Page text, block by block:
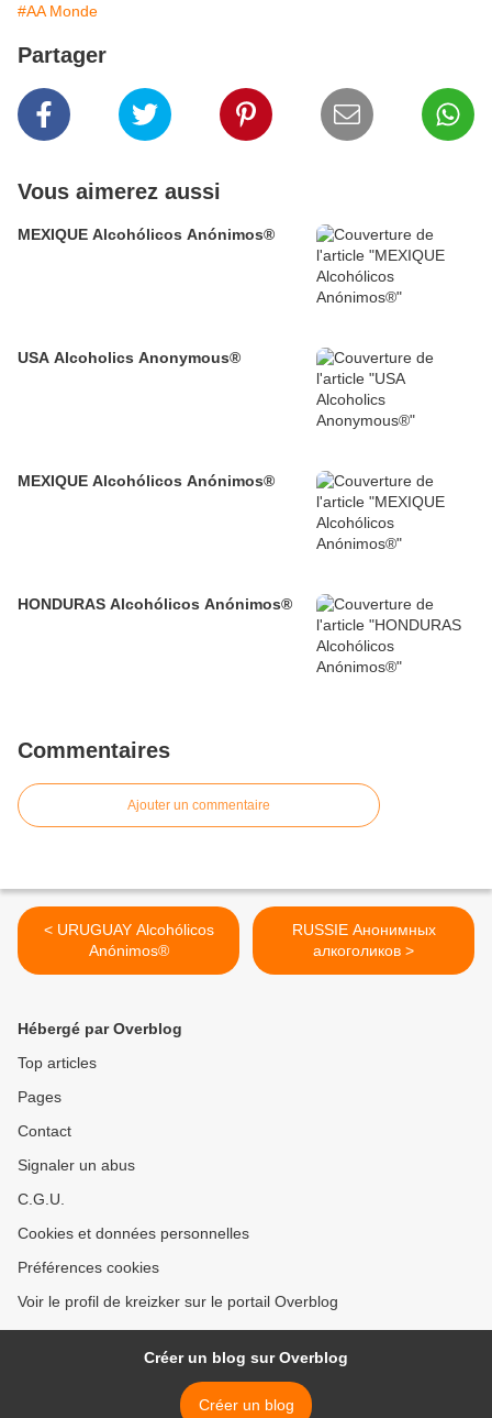
#AA Monde
Partager
Vous aimerez aussi
MEXIQUE Alcohólicos Anónimos®
USA Alcoholics Anonymous®
MEXIQUE Alcohólicos Anónimos®
HONDURAS Alcohólicos Anónimos®
Commentaires
Ajouter un commentaire
< URUGUAY Alcohólicos
Anónimos®
RUSSIE Анонимных
алкоголиков >
Hébergé par Overblog
Top articles
Pages
Contact
Signaler un abus
C.G.U.
Cookies et données personnelles
Préférences cookies
Voir le profil de kreizker sur le portail Overblog
Créer un blog sur Overblog
Créer un blog